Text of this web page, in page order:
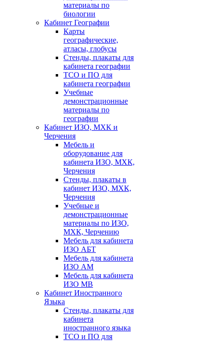
материалы по
биологии
Кабинет Географии
Карты
географические,
атласы, глобусы
Стенды, плакаты для
кабинета географии
ТСО и ПО для
кабинета географии
Учебные
демонстрационные
материалы по
географии
Кабинет ИЗО, МХК и
Черчения
Мебель и
оборудование для
кабинета ИЗО, МХК,
Черчения
Стенды, плакаты в
кабинет ИЗО, МХК,
Черчения
Учебные и
демонстрационные
материалы по ИЗО,
МХК, Черчению
Мебель для кабинета
ИЗО АБТ
Мебель для кабинета
ИЗО АМ
Мебель для кабинета
ИЗО МВ
Кабинет Иностранного
Языка
Стенды, плакаты для
кабинета
иностранного языка
ТСО и ПО для